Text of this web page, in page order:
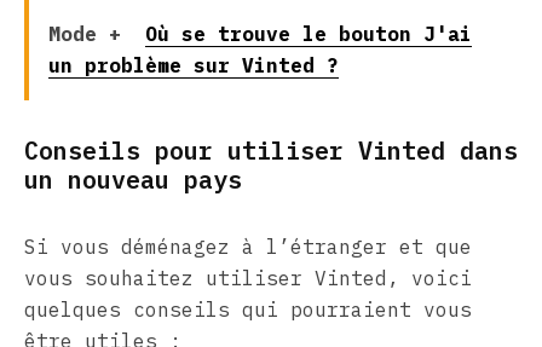
Mode +
Où se trouve le bouton J'ai
un problème sur Vinted ?
Conseils pour utiliser Vinted dans
un nouveau pays
Si vous déménagez à l’étranger et que
vous souhaitez utiliser Vinted, voici
quelques conseils qui pourraient vous
être utiles :